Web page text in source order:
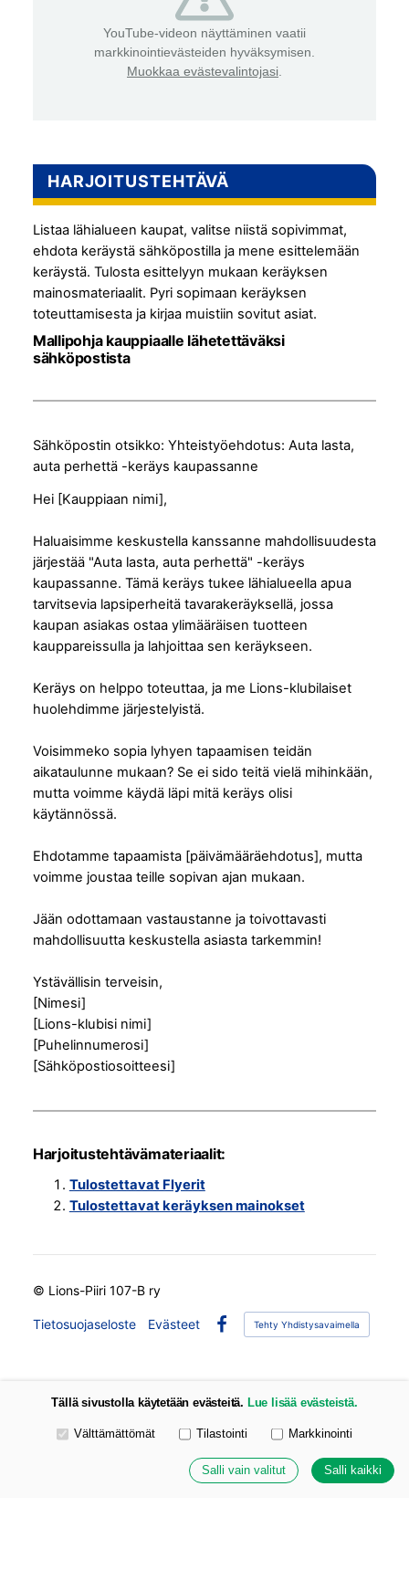
YouTube-videon näyttäminen vaatii
markkinointievästeiden hyväksymisen.
Muokkaa evästevalintojasi.
HARJOITUSTEHTÄVÄ
Listaa lähialueen kaupat, valitse niistä sopivimmat,
ehdota keräystä sähköpostilla ja mene esittelemään
keräystä. Tulosta esittelyyn mukaan keräyksen
mainosmateriaalit. Pyri sopimaan keräyksen
toteuttamisesta ja kirjaa muistiin sovitut asiat.
Mallipohja kauppiaalle lähetettäväksi
sähköpostista
Sähköpostin otsikko: Yhteistyöehdotus: Auta lasta,
auta perhettä -keräys kaupassanne
Hei [Kauppiaan nimi],
Haluaisimme keskustella kanssanne mahdollisuudesta
järjestää "Auta lasta, auta perhettä" -keräys
kaupassanne. Tämä keräys tukee lähialueella apua
tarvitsevia lapsiperheitä tavarakeräyksellä, jossa
kaupan asiakas ostaa ylimääräisen tuotteen
kauppareissulla ja lahjoittaa sen keräykseen.
Keräys on helppo toteuttaa, ja me Lions-klubilaiset
huolehdimme järjestelyistä.
Voisimmeko sopia lyhyen tapaamisen teidän
aikataulunne mukaan? Se ei sido teitä vielä mihinkään,
mutta voimme käydä läpi mitä keräys olisi
käytännössä.
Ehdotamme tapaamista [päivämääräehdotus], mutta
voimme joustaa teille sopivan ajan mukaan.
Jään odottamaan vastaustanne ja toivottavasti
mahdollisuutta keskustella asiasta tarkemmin!
Ystävällisin terveisin,
[Nimesi]
[Lions-klubisi nimi]
[Puhelinnumerosi]
[Sähköpostiosoitteesi]
Harjoitustehtävämateriaalit:
Tulostettavat Flyerit
Tulostettavat keräyksen mainokset
© Lions-Piiri 107-B ry
Tietosuojaseloste
Evästeet
Facebook
Tehty Yhdistysavaimella
Tällä sivustolla käytetään evästeitä. Lue lisää evästeistä.
Valitse käytettävät evästeet
Välttämättömät Tilastointi Markkinointi
Salli vain valitut Salli kaikki